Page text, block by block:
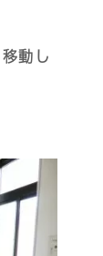
動し